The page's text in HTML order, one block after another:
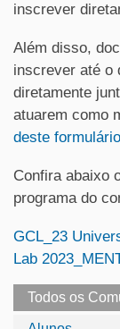
Todos os
inscrever
Além disso,
inscrever até o
diretamente
atuarem como
deste formulário
Confira abaixo
programa do
GCL_23
Lab